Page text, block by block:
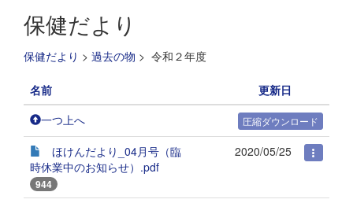
保健だより
保健だより > 過去の物 > 令和２年度
名前
更新日
一つ上へ
圧縮ダウンロード
ほけんだより_04月号（臨
時休業中のお知らせ）.pdf
944
2020/05/25